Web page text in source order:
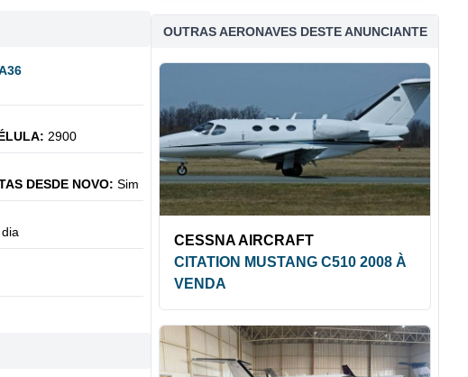
2900
DESDE NOVO: Sim
OUTRAS AERONAVES DESTE ANUNCIANTE
CESSNA AIRCRAFT
CITATION MUSTANG C510 2008 À
VENDA